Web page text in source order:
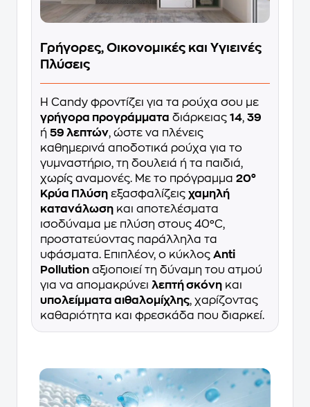
Γρήγορες, Οικονομικές και Υγιεινές
Πλύσεις
Η Candy φροντίζει για τα ρούχα σου με
γρήγορα προγράμματα διάρκειας 14, 39
ή 59 λεπτών, ώστε να πλένεις
καθημερινά αποδοτικά ρούχα για το
γυμναστήριο, τη δουλειά ή τα παιδιά,
χωρίς αναμονές. Με το πρόγραμμα 20°
Κρύα Πλύση εξασφαλίζεις χαμηλή
κατανάλωση και αποτελέσματα
ισοδύναμα με πλύση στους 40°C,
προστατεύοντας παράλληλα τα
υφάσματα. Επιπλέον, ο κύκλος Anti
Pollution αξιοποιεί τη δύναμη του ατμού
για να απομακρύνει λεπτή σκόνη και
υπολείμματα αιθαλομίχλης, χαρίζοντας
καθαριότητα και φρεσκάδα που διαρκεί.